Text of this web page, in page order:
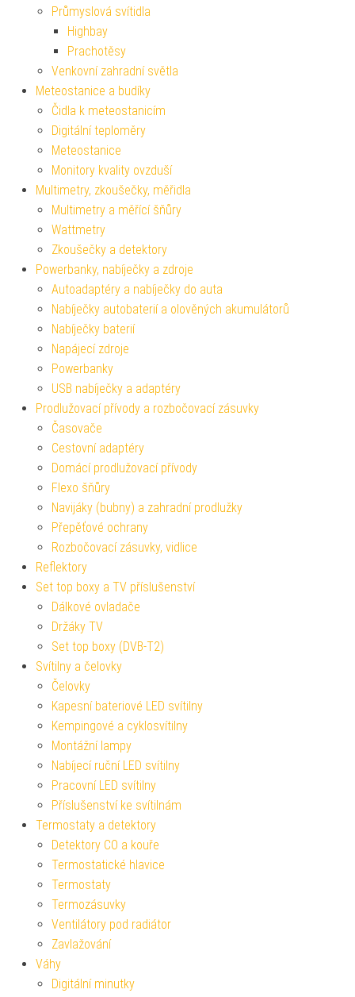
Průmyslová svítidla
Highbay
Prachotěsy
Venkovní zahradní světla
Meteostanice a budíky
Čidla k meteostanicím
Digitální teploměry
Meteostanice
Monitory kvality ovzduší
Multimetry, zkoušečky, měřidla
Multimetry a měřící šňůry
Wattmetry
Zkoušečky a detektory
Powerbanky, nabíječky a zdroje
Autoadaptéry a nabíječky do auta
Nabíječky autobaterií a olověných akumulátorů
Nabíječky baterií
Napájecí zdroje
Powerbanky
USB nabíječky a adaptéry
Prodlužovací přívody a rozbočovací zásuvky
Časovače
Cestovní adaptéry
Domácí prodlužovací přívody
Flexo šňůry
Navijáky (bubny) a zahradní prodlužky
Přepěťové ochrany
Rozbočovací zásuvky, vidlice
Reflektory
Set top boxy a TV příslušenství
Dálkové ovladače
Držáky TV
Set top boxy (DVB-T2)
Svítilny a čelovky
Čelovky
Kapesní bateriové LED svítilny
Kempingové a cyklosvítilny
Montážní lampy
Nabíjecí ruční LED svítilny
Pracovní LED svítilny
Příslušenství ke svítilnám
Termostaty a detektory
Detektory CO a kouře
Termostatické hlavice
Termostaty
Termozásuvky
Ventilátory pod radiátor
Zavlažování
Váhy
Digitální minutky